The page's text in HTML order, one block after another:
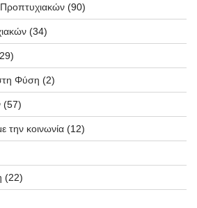
Προπτυχιακών (90)
(34)
Φύση (2)
(57)
την κοινωνία (12)
(22)